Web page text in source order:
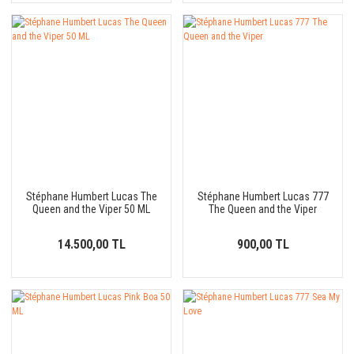
Stéphane Humbert Lucas The
Queen and the Viper 50 ML
14.500,00 TL
Stéphane Humbert Lucas 777
The Queen and the Viper
900,00 TL